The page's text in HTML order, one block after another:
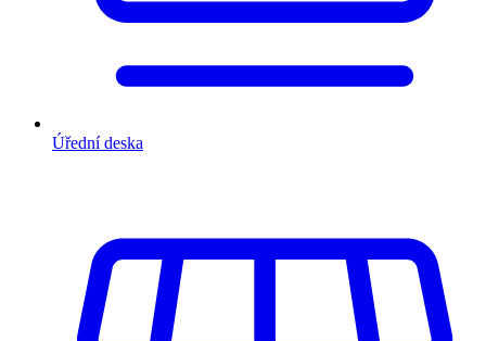
Úřední deska